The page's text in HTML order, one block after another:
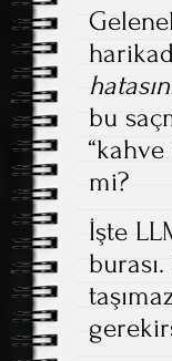
bu
mi?
İşte